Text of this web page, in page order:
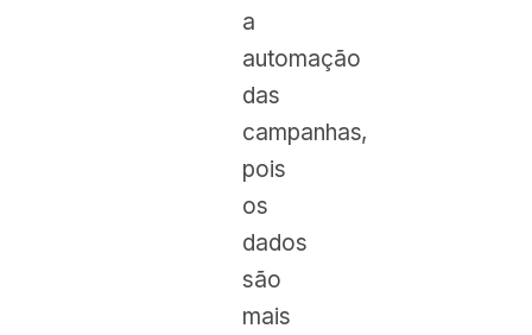
a
automação
das
campanhas,
pois
os
dados
são
mais